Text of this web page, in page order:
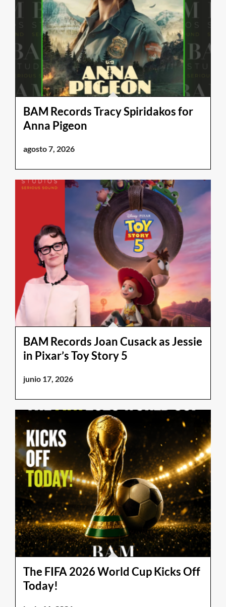
BAM Records Tracy Spiridakos for
Anna Pigeon
agosto 7, 2026
BAM Records Joan Cusack as Jessie
in Pixar’s Toy Story 5
junio 17, 2026
The FIFA 2026 World Cup Kicks Off
Today!